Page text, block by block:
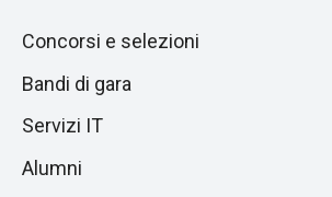
Concorsi e selezioni
Bandi di gara
Servizi IT
Alumni